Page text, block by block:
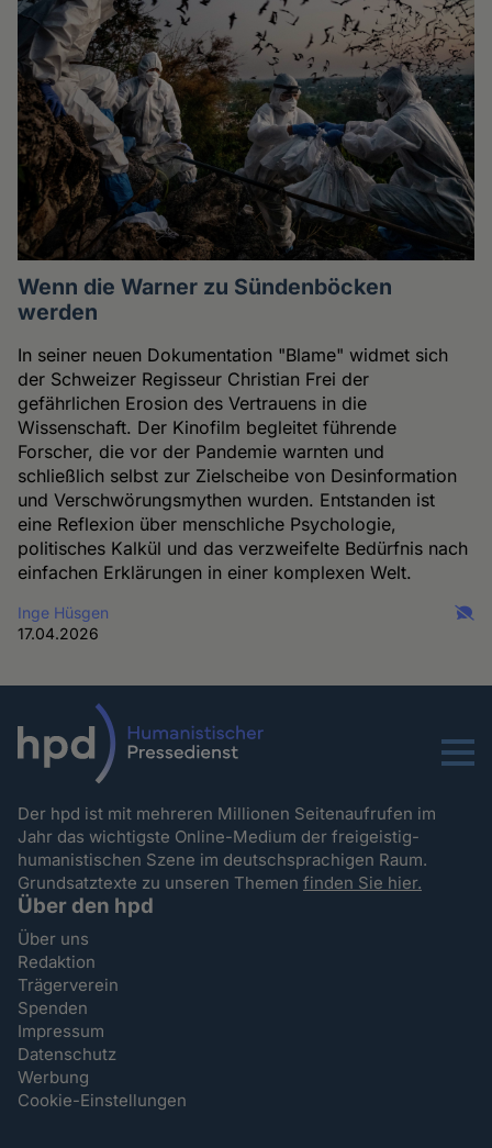
Wenn die Warner zu Sündenböcken
werden
In seiner neuen Dokumentation "Blame" widmet sich
der Schweizer Regisseur Christian Frei der
gefährlichen Erosion des Vertrauens in die
Wissenschaft. Der Kinofilm begleitet führende
Forscher, die vor der Pandemie warnten und
schließlich selbst zur Zielscheibe von Desinformation
und Verschwörungsmythen wurden. Entstanden ist
eine Reflexion über menschliche Psychologie,
politisches Kalkül und das verzweifelte Bedürfnis nach
einfachen Erklärungen in einer komplexen Welt.
Inge Hüsgen
17.04.2026
Menu
Der hpd ist mit mehreren Millionen Seitenaufrufen im
Jahr das wichtigste Online-Medium der freigeistig-
humanistischen Szene im deutschsprachigen Raum.
Grundsatztexte zu unseren Themenfinden Sie hier.
Über den hpd
Über uns
Redaktion
Trägerverein
Spenden
Impressum
Datenschutz
Werbung
Cookie-Einstellungen